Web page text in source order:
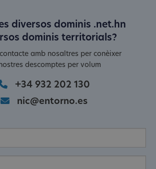
diversos dominis .net.hn
dominis territorials?
amb nosaltres per conèixer
descomptes per volum
+34 932 202 130
nic@entorno.es